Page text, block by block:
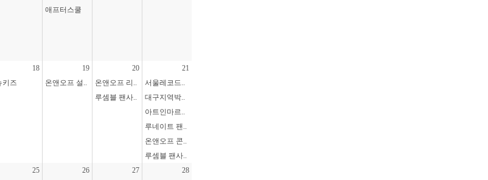
애프터스쿨
18
키즈
19
온앤오프 설..
20
온앤오프 리..
루셈블 팬사..
21
서울레코드..
대구지역박..
아트인마르..
루네이트 팬..
온앤오프 콘..
루셈블 팬사..
25
26
27
28